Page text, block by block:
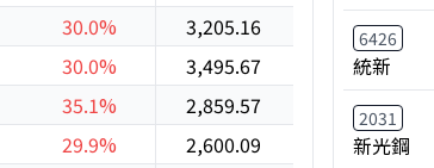
30.0%
30.0%
35.1%
29.9%
3,205.16
39.6%
3,495.67
48.1%
2,859.57
46.5%
2,600.09
43.1%
6426
統新
2031
新光鋼